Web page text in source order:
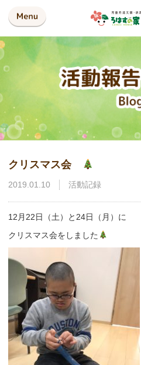
クリスマス会
2019.01.10 活動記録
12月22日（土）と24日（月）に
クリスマス会をしました